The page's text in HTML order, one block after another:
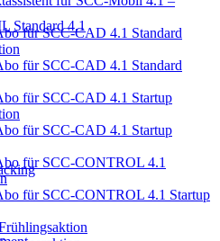
Standard 4.1
für SCC-CAD 4.1 Standard
für SCC-CAD 4.1 Standard
für SCC-CAD 4.1 Startup
für SCC-CAD 4.1 Startup
für SCC-CONTROL 4.1
für SCC-CONTROL 4.1 Startup